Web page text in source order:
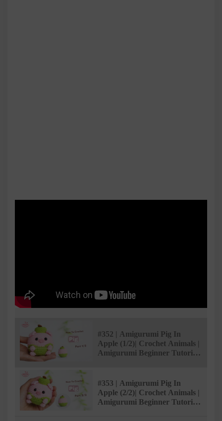
#352 | Amigurumi Pig In
Apple (1/2)| Crochet Animals |
Amigurumi Beginner Tutorial
#353 | Amigurumi Pig In
Apple (2/2)| Crochet Animals |
Amigurumi Beginner Tutorial